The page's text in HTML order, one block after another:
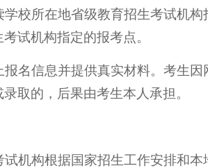
校所在地省级教育招生考试机
试机构指定的报考点。
名信息并提供真实材料。考生
取的，后果由考生本人承担。
机构根据国家招生工作安排和